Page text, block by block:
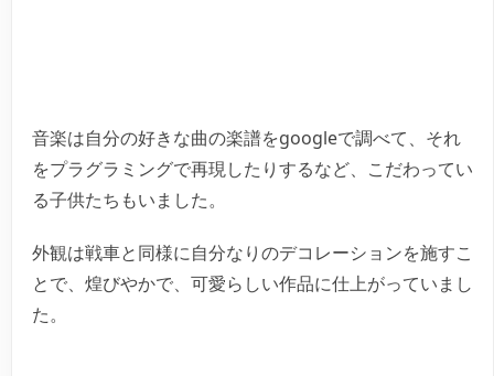
音楽は自分の好きな曲の楽譜をgoogleで調べて、それ
をプラグラミングで再現したりするなど、こだわってい
る子供たちもいました。
外観は戦車と同様に自分なりのデコレーションを施すこ
とで、煌びやかで、可愛らしい作品に仕上がっていまし
た。